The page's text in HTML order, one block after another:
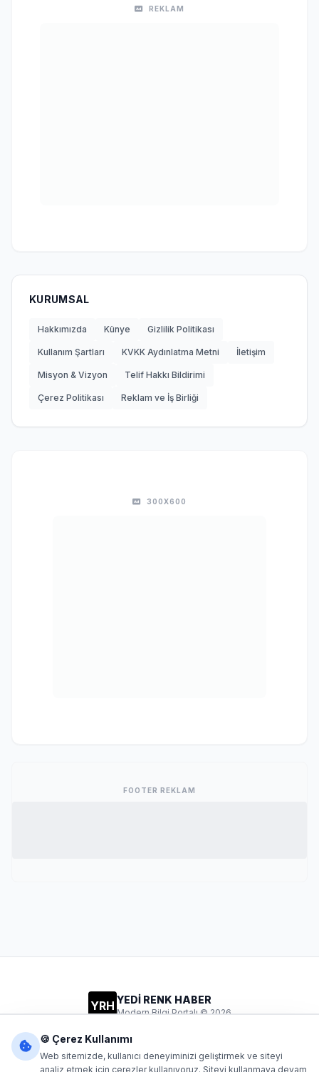
REKLAM
KURUMSAL
Hakkımızda Künye Gizlilik Politikası
Kullanım Şartları KVKK Aydınlatma Metni İletişim
Misyon & Vizyon Telif Hakkı Bildirimi
Çerez Politikası Reklam ve İş Birliği
300X600
FOOTER REKLAM
YRH YEDİ RENK HABER
Modern Bilgi Portalı © 2026
🍪 Çerez Kullanımı
Web sitemizde, kullanıcı deneyiminizi geliştirmek ve siteyi
analiz etmek için çerezler kullanıyoruz. Siteyi kullanmaya devam